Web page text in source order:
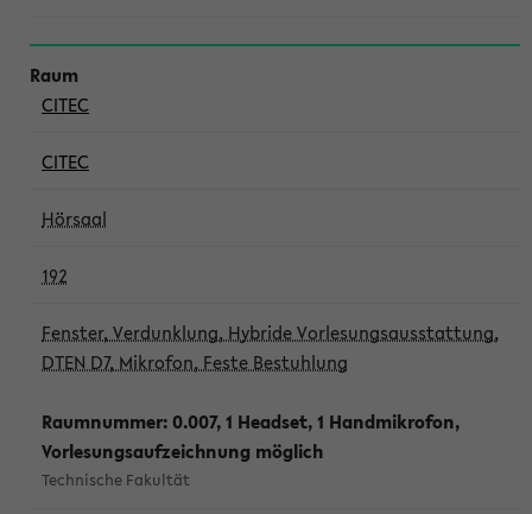
CITEC
CITEC
Hörsaal
192
Fenster, Verdunklung, Hybride Vorlesungsausstattung,
DTEN D7, Mikrofon, Feste Bestuhlung
Raumnummer: 0.007, 1 Headset, 1 Handmikrofon,
Vorlesungsaufzeichnung möglich
Technische Fakultät